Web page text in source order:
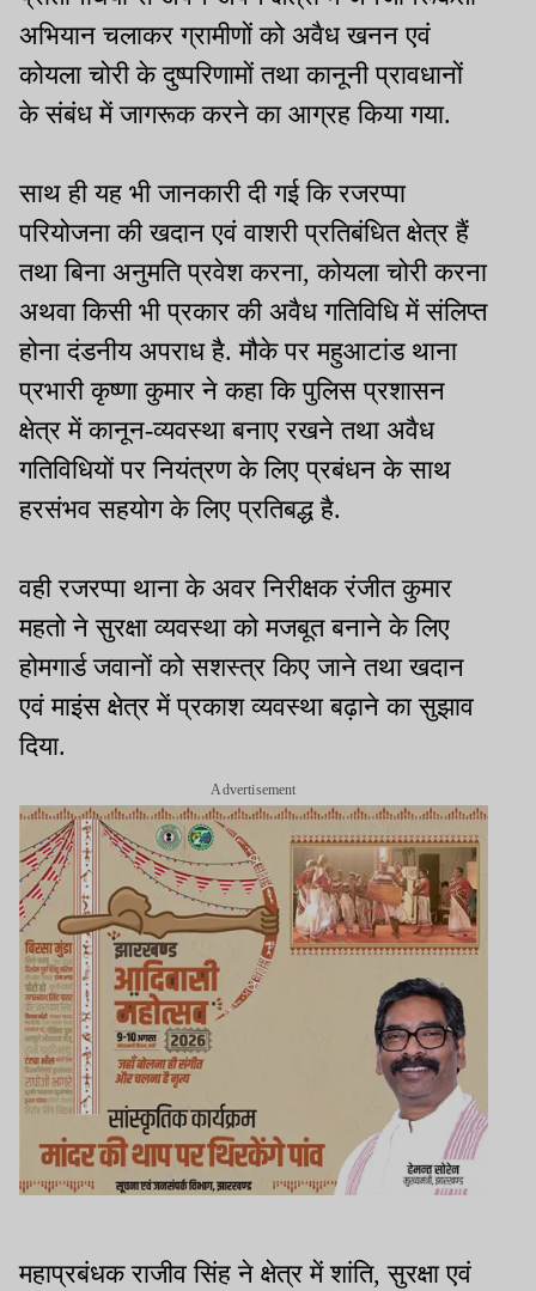
अभियान चलाकर ग्रामीणों को अवैध खनन एवं
कोयला चोरी के दुष्परिणामों तथा कानूनी प्रावधानों
के संबंध में जागरूक करने का आग्रह किया गया.
साथ ही यह भी जानकारी दी गई कि रजरप्पा
परियोजना की खदान एवं वाशरी प्रतिबंधित क्षेत्र हैं
तथा बिना अनुमति प्रवेश करना, कोयला चोरी करना
अथवा किसी भी प्रकार की अवैध गतिविधि में संलिप्त
होना दंडनीय अपराध है. मौके पर महुआटांड थाना
प्रभारी कृष्णा कुमार ने कहा कि पुलिस प्रशासन
क्षेत्र में कानून-व्यवस्था बनाए रखने तथा अवैध
गतिविधियों पर नियंत्रण के लिए प्रबंधन के साथ
हरसंभव सहयोग के लिए प्रतिबद्ध है.
वही रजरप्पा थाना के अवर निरीक्षक रंजीत कुमार
महतो ने सुरक्षा व्यवस्था को मजबूत बनाने के लिए
होमगार्ड जवानों को सशस्त्र किए जाने तथा खदान
एवं माइंस क्षेत्र में प्रकाश व्यवस्था बढ़ाने का सुझाव
दिया.
Advertisement
महाप्रबंधक राजीव सिंह ने क्षेत्र में शांति, सुरक्षा एवं